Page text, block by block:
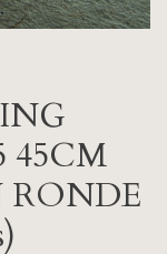
45CM
RONDE